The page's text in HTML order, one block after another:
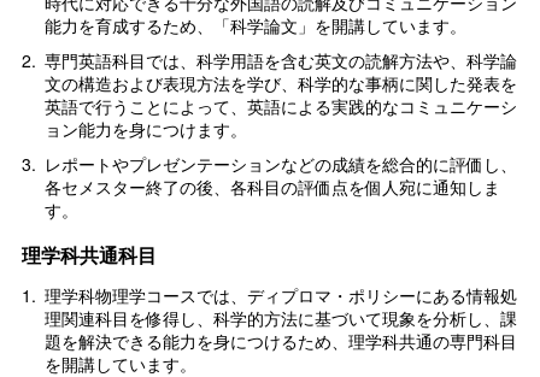
能力を育成するため、「科学論文」を開講しています。
2. 専門英語科目では、科学用語を含む英文の読解方法や、科学論
文の構造および表現方法を学び、科学的な事柄に関した発表を
英語で行うことによって、英語による実践的なコミュニケーシ
ョン能力を身につけます。
3. レポートやプレゼンテーションなどの成績を総合的に評価し、
各セメスター終了の後、各科目の評価点を個人宛に通知しま
す。
理学科共通科目
1. 理学科物理学コースでは、ディプロマ・ポリシーにある情報処
理関連科目を修得し、科学的方法に基づいて現象を分析し、課
題を解決できる能力を身につけるため、理学科共通の専門科目
を開講しています。